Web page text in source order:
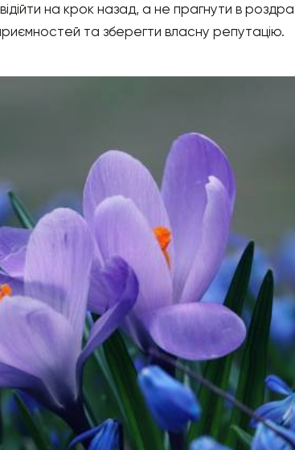
на крок назад, а не прагнути в
та зберегти власну репутацію.